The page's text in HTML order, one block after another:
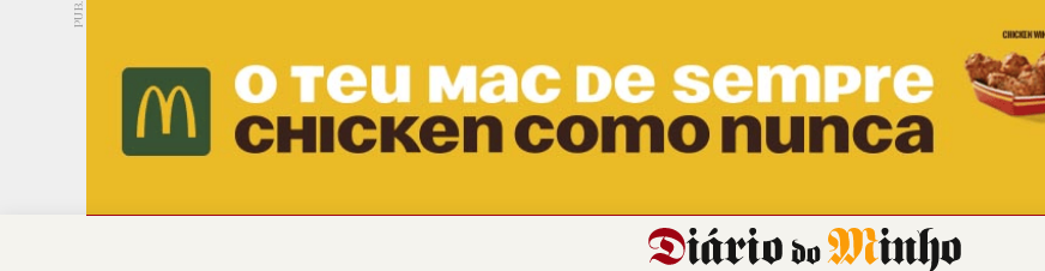
PUB.
Hoje 18ºC 29ºC DMtv Revista Minha Gráfica DM Livraria DM